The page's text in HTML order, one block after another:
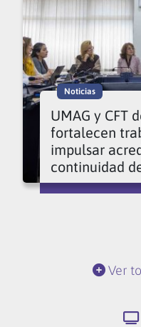
Noticias
UMAG y CFT
fortalecen
impulsar
continuidad
Ver